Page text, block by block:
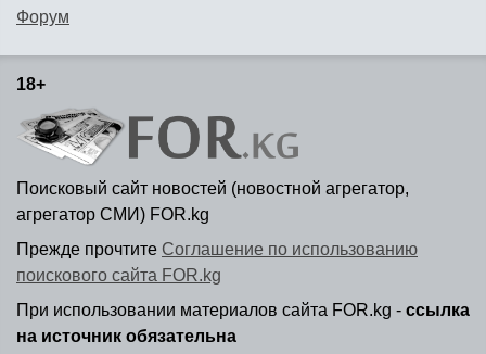
Форум
18+
Поисковый сайт новостей (новостной агрегатор,
агрегатор СМИ) FOR.kg
Прежде прочтите Соглашение по использованию
поискового сайта FOR.kg
При использовании материалов сайта FOR.kg - ссылка
на источник обязательна